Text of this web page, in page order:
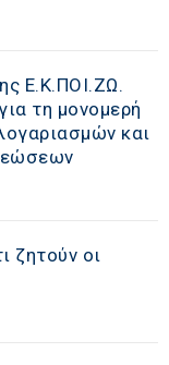
Ε.Κ.ΠΟΙ.ΖΩ.
τη μονομερή
και
ζητούν οι